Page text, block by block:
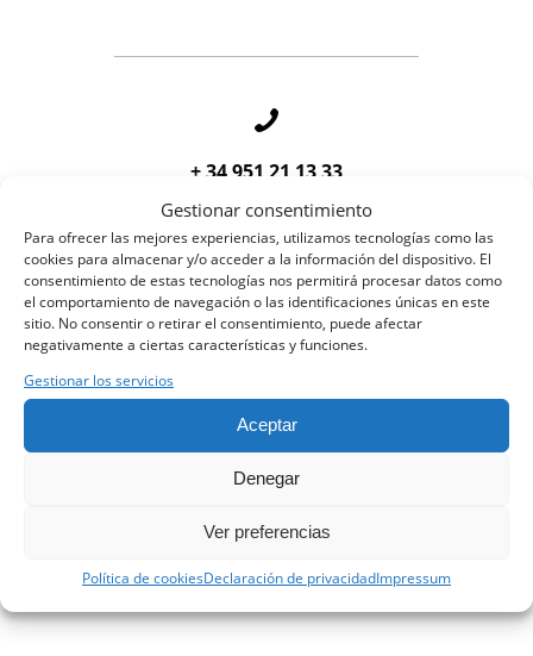
Gestionar consentimiento
Para ofrecer las mejores experiencias, utilizamos tecnologías como las
cookies para almacenar y/o acceder a la información del dispositivo. El
consentimiento de estas tecnologías nos permitirá procesar datos como
el comportamiento de navegación o las identificaciones únicas en este
sitio. No consentir o retirar el consentimiento, puede afectar
negativamente a ciertas características y funciones.
Gestionar los servicios
Aceptar
Denegar
Ver preferencias
Política de cookiesDeclaración de privacidadImpressum
+ 34 951 21 13 33
Google Maps